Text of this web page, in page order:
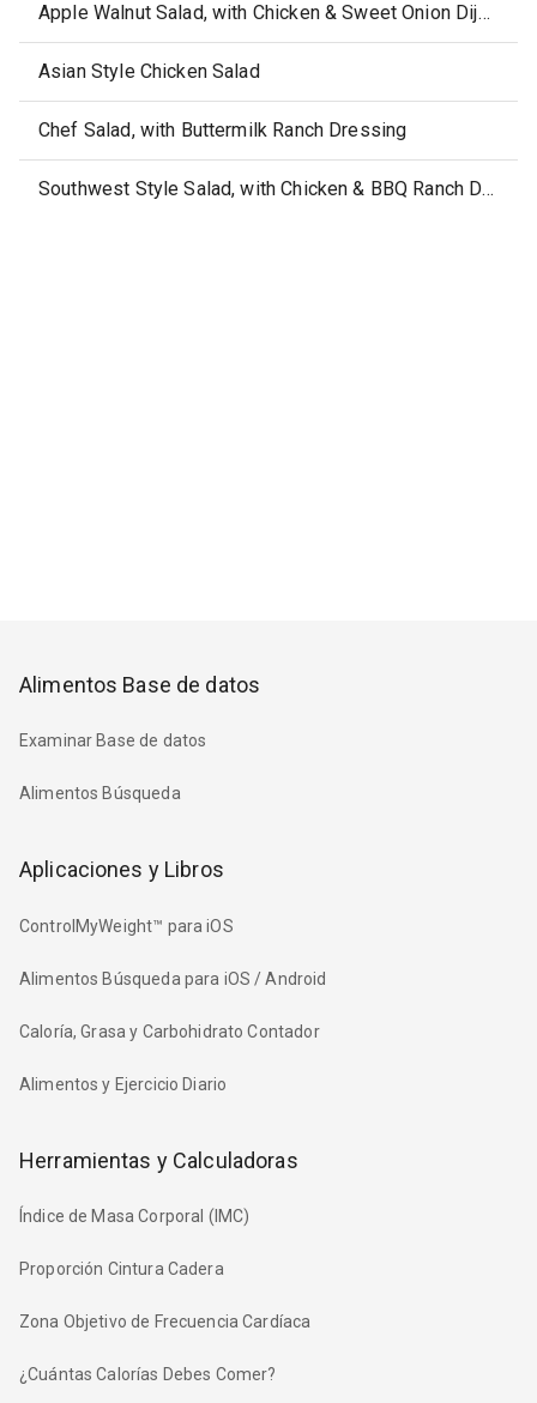
Apple Walnut Salad, with Chicken & Sweet Onion Dijon Dressing
Asian Style Chicken Salad
Chef Salad, with Buttermilk Ranch Dressing
Southwest Style Salad, with Chicken & BBQ Ranch Dressing
Alimentos Base de datos
Examinar Base de datos
Alimentos Búsqueda
Aplicaciones y Libros
ControlMyWeight™ para iOS
Alimentos Búsqueda para iOS / Android
Caloría, Grasa y Carbohidrato Contador
Alimentos y Ejercicio Diario
Herramientas y Calculadoras
Índice de Masa Corporal (IMC)
Proporción Cintura Cadera
Zona Objetivo de Frecuencia Cardíaca
¿Cuántas Calorías Debes Comer?